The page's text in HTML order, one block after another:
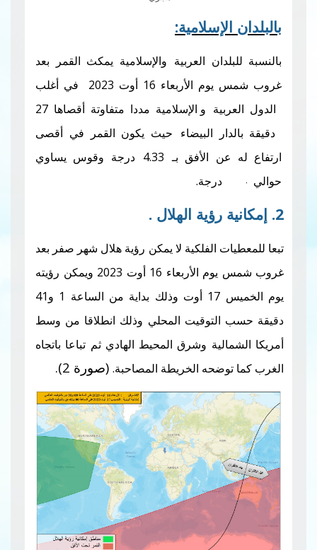
العربية والإسلامية يمكث القمر بعد
الأربعاء16
أوت 2023 في أغلب
و الإسلامية مددا متفاوتة أقصاها27
البيضاء حيث يكون القمر في أقصى
الأفق بـ
4.33
درجة وقوس يساوي
الفلكية لا يمكن رؤية هلال شهر صفر بعد
غروب شمس يوم الأربعاء 16 أوت 2023 ويمكن رؤيته
1
و41
المحلي وذلك انطلاقا من وسط
وشرق المحيط الهادي ثم تباعا باتجاه
الخريطة المصاحبة. (صورة 2).